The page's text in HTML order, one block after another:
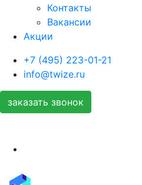
Контакты
Вакансии
Акции
+7 (495) 223-01-21
info@twize.ru
заказать звонок